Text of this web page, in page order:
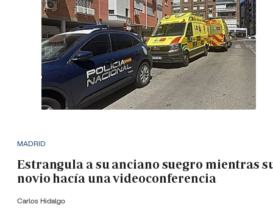
MADRID
Estrangula a su anciano suegro mientras
novio hacía una videoconferencia
Carlos Hidalgo